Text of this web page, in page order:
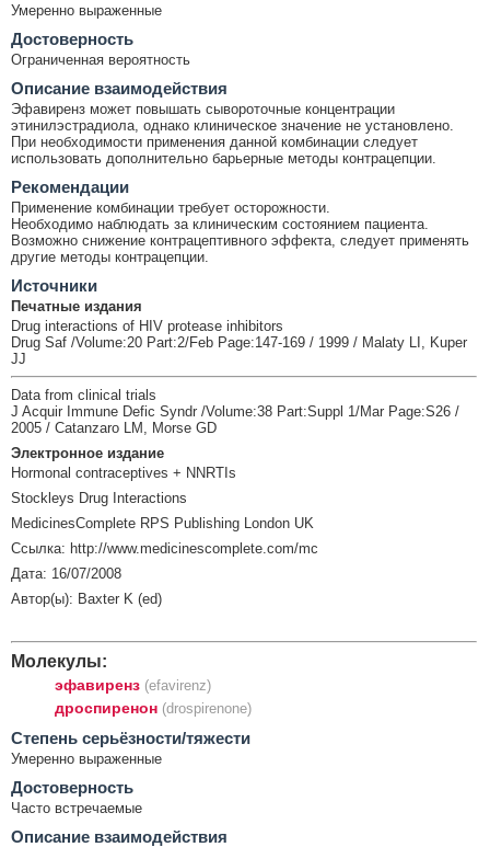
Умеренно выраженные
Достоверность
Ограниченная вероятность
Описание взаимодействия
Эфавиренз может повышать сывороточные концентрации
этинилэстрадиола, однако клиническое значение не установлено.
При необходимости применения данной комбинации следует
использовать дополнительно барьерные методы контрацепции.
Рекомендации
Применение комбинации требует осторожности.
Необходимо наблюдать за клиническим состоянием пациента.
Возможно снижение контрацептивного эффекта, следует применять
другие методы контрацепции.
Источники
Печатные издания
Drug interactions of HIV protease inhibitors
Drug Saf /Volume:20 Part:2/Feb Page:147-169 / 1999 / Malaty LI, Kuper
JJ
Data from clinical trials
J Acquir Immune Defic Syndr /Volume:38 Part:Suppl 1/Mar Page:S26 /
2005 / Catanzaro LM, Morse GD
Электронное издание
Hormonal contraceptives + NNRTIs
Stockleys Drug Interactions
MedicinesComplete RPS Publishing London UK
Ссылка: http://www.medicinescomplete.com/mc
Дата: 16/07/2008
Автор(ы): Baxter K (ed)
Молекулы:
эфавиренз (efavirenz)
дроспиренон (drospirenone)
Cтепень серьёзности/тяжести
Умеренно выраженные
Достоверность
Часто встречаемые
Описание взаимодействия